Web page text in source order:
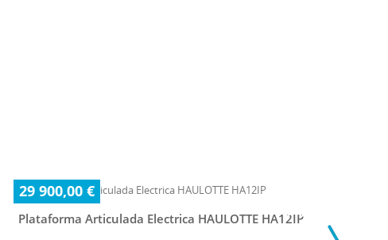
29 900,00 €
Plataforma Articulada Electrica HAULOTTE HA12IP